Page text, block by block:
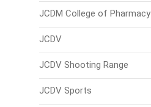
JCDM College of Pharmacy
JCDV
JCDV Shooting Range
JCDV Sports